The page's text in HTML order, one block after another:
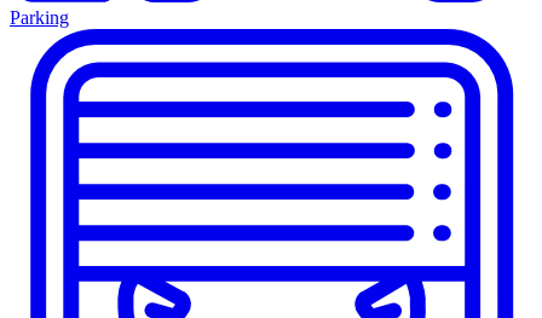
Parking